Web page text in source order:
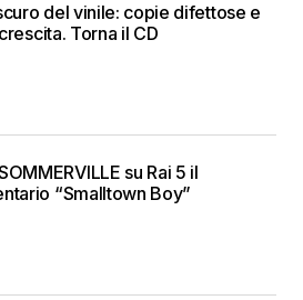
del vinile: copie difettose e
Torna il CD
su Rai 5 il
“Smalltown Boy”